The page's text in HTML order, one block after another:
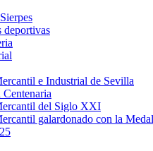
deportivas
e Industrial de Sevilla
del Siglo XXI
galardonado con la